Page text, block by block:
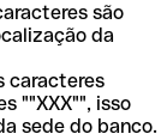
são
da
caracteres
""XXX"", isso
sede do banco.